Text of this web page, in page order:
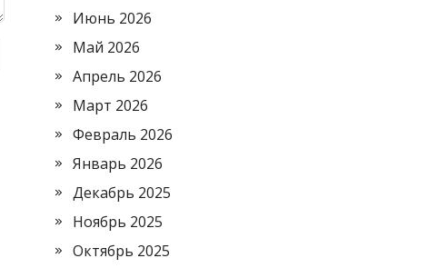
Июнь 2026
Май 2026
Апрель 2026
Март 2026
Февраль 2026
Январь 2026
Декабрь 2025
Ноябрь 2025
Октябрь 2025